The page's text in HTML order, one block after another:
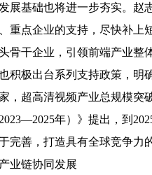
基础也将进一步夯实。赵志
重点企业的支持，尽快补上
骨干企业，引领前端产业整
极出台系列支持政策，明确
，超高清视频产业总规模突
年）》提出，到
完善，打造具有全球竞争力
链协同发展